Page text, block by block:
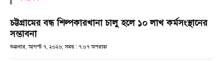
চট্টগ্রামের বন্ধ শিল্পকারখানা চালু হলে ১০ লাখ কর্মসংস্থানের
সম্ভাবনা
শুক্রবার, আগস্ট ৭, ২০২৬; সময় : ৭:০৭ অপরাহ্ণ